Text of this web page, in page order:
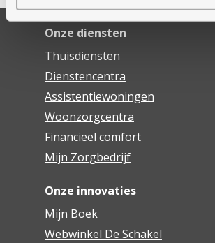
Onze diensten
Thuisdiensten
Dienstencentra
Assistentiewoningen
Woonzorgcentra
Financieel comfort
Mijn Zorgbedrijf
Onze innovaties
Mijn Boek
Webwinkel De Schakel